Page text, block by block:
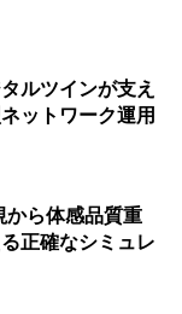
ルツインが支え
ットワーク運用
から体感品質重
正確なシミュレ